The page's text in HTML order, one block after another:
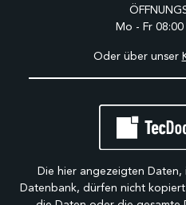
Mo - Fr
Oder über unser
Die hier angezeigten
Datenbank, dürfen nicht kopiert